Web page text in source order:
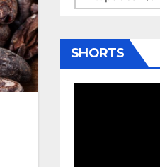
SHORTS